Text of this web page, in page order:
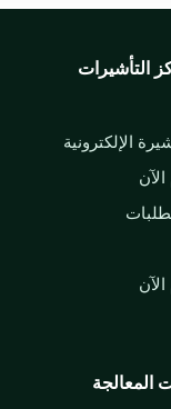
التأشيرات
الإلكترونية
المعالجة